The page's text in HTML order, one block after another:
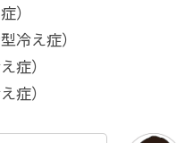
）
冷え症）
症）
症）